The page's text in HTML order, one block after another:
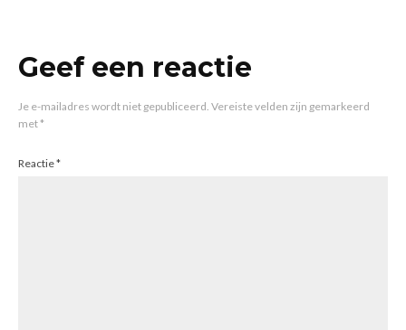
Geef een reactie
Je e-mailadres wordt niet gepubliceerd. Vereiste velden zijn gemarkeerd
met*
Reactie*